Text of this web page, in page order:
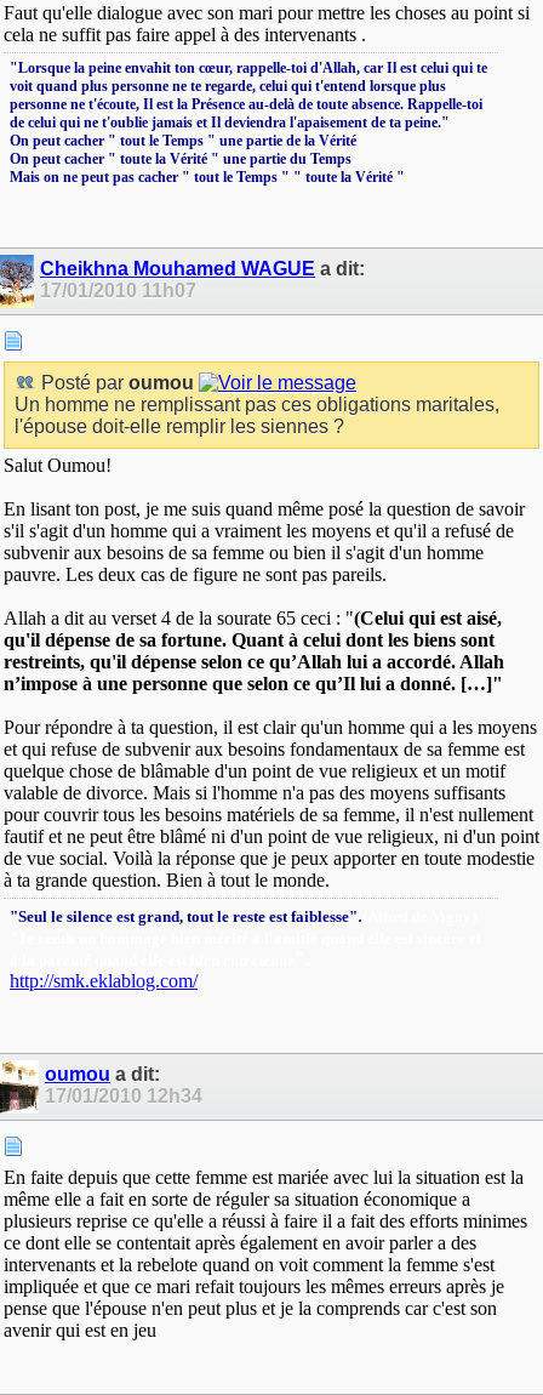
Faut qu'elle dialogue avec son mari pour mettre les choses au point si
cela ne suffit pas faire appel à des intervenants .
‎"Lorsque la peine envahit ton cœur, rappelle-toi d'Allah, car Il est celui qui te
voit quand plus personne ne te regarde, celui qui t'entend lorsque plus
personne ne t'écoute, Il est la Présence au-delà de toute absence. Rappelle-toi
de celui qui ne t'oublie jamais et Il deviendra l'apaisement de ta peine."
On peut cacher " tout le Temps " une partie de la Vérité
On peut cacher " toute la Vérité " une partie du Temps
Mais on ne peut pas cacher " tout le Temps " " toute la Vérité "
Cheikhna Mouhamed WAGUE a dit:
17/01/2010 11h07
Posté par oumou
Un homme ne remplissant pas ces obligations maritales,
l'épouse doit-elle remplir les siennes ?
Salut Oumou!
En lisant ton post, je me suis quand même posé la question de savoir
s'il s'agit d'un homme qui a vraiment les moyens et qu'il a refusé de
subvenir aux besoins de sa femme ou bien il s'agit d'un homme
pauvre. Les deux cas de figure ne sont pas pareils.
Allah a dit au verset 4 de la sourate 65 ceci : "(Celui qui est aisé,
qu'il dépense de sa fortune. Quant à celui dont les biens sont
restreints, qu'il dépense selon ce qu’Allah lui a accordé. Allah
n’impose à une personne que selon ce qu’Il lui a donné. […]"
Pour répondre à ta question, il est clair qu'un homme qui a les moyens
et qui refuse de subvenir aux besoins fondamentaux de sa femme est
quelque chose de blâmable d'un point de vue religieux et un motif
valable de divorce. Mais si l'homme n'a pas des moyens suffisants
pour couvrir tous les besoins matériels de sa femme, il n'est nullement
fautif et ne peut être blâmé ni d'un point de vue religieux, ni d'un point
de vue social. Voilà la réponse que je peux apporter en toute modestie
à ta grande question. Bien à tout le monde.
"Seul le silence est grand, tout le reste est faiblesse".
http://smk.eklablog.com/
oumou a dit:
17/01/2010 12h34
En faite depuis que cette femme est mariée avec lui la situation est la
même elle a fait en sorte de réguler sa situation économique a
plusieurs reprise ce qu'elle a réussi à faire il a fait des efforts minimes
ce dont elle se contentait après également en avoir parler a des
intervenants et la rebelote quand on voit comment la femme s'est
impliquée et que ce mari refait toujours les mêmes erreurs après je
pense que l'épouse n'en peut plus et je la comprends car c'est son
avenir qui est en jeu